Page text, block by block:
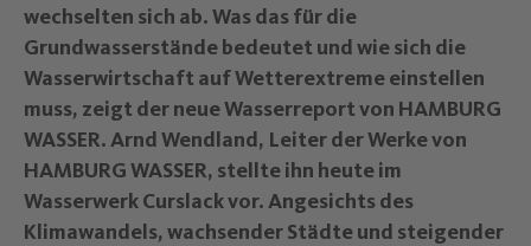
wechselten sich ab. Was das für die
Grundwasserstände bedeutet und wie sich die
Wasserwirtschaft auf Wetterextreme einstellen
muss, zeigt der neue Wasserreport von HAMBURG
WASSER. Arnd Wendland, Leiter der Werke von
HAMBURG WASSER, stellte ihn heute im
Wasserwerk Curslack vor. Angesichts des
Klimawandels, wachsender Städte und steigender